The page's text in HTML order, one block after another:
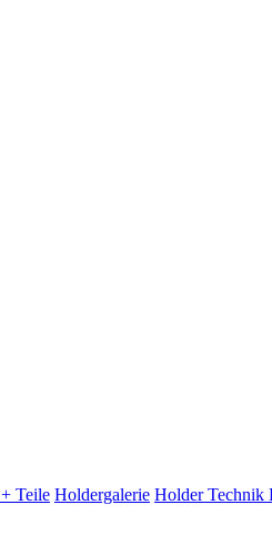
Teile Holdergalerie Holder Technik